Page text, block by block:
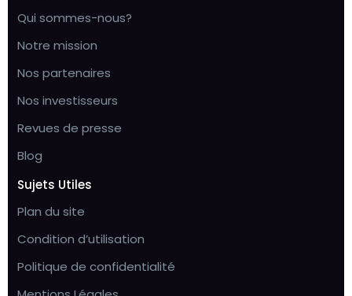
Qui sommes-nous?
Notre mission
Nos partenaires
Nos investisseurs
Revues de presse
Blog
Sujets Utiles
Plan du site
Condition d’utilisation
Politique de confidentialité